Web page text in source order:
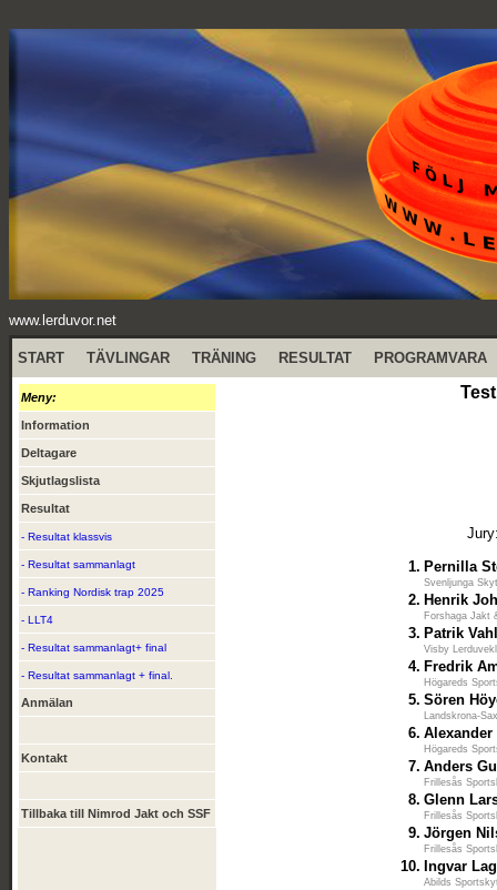
www.lerduvor.net
START TÄVLINGAR TRÄNING RESULTAT PROGRAMVARA
Meny:
Information
Deltagare
Skjutlagslista
Resultat
- Resultat klassvis
- Resultat sammanlagt
- Ranking Nordisk trap 2025
- LLT4
- Resultat sammanlagt+ final
- Resultat sammanlagt + final.
Anmälan
Kontakt
Tillbaka till Nimrod Jakt och SSF
1. Pernilla
Svenljunga
2. Henrik
Forshaga Jakt
3. Patrik
Visby
4. Fredrik
Högareds
5. Sören
Landskrona-
6. Alexander
Högareds
7. Anders
Frillesås
8. Glenn
Frillesås
9. Jörgen
Frillesås
10. Ingvar
Abilds